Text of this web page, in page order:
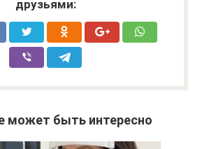
друзьями:
может быть интересно